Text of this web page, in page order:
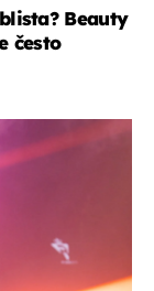
Beauty
često